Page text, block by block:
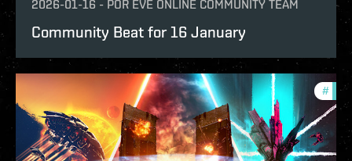
2026-01-16 - POR EVE ONLINE COMMUNITY TEAM
Community Beat for 16 January
#